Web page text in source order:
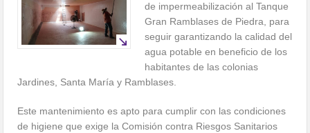
de impermeabilización al Tanque
Gran Ramblases de Piedra, para
seguir garantizando la calidad del
agua potable en beneficio de los
habitantes de las colonias
Jardines, Santa María y Ramblases.
Este mantenimiento es apto para cumplir con las condiciones
de higiene que exige la Comisión contra Riesgos Sanitarios